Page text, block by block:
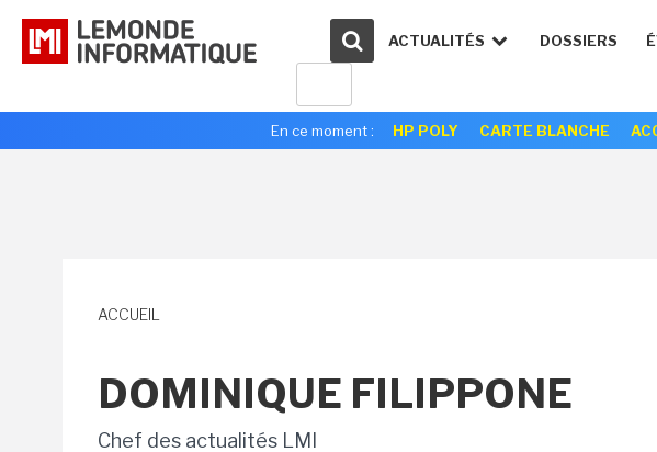
ACTUALITÉS DOSSIERS
En ce moment : HP POLY CARTE BLANCHE
ACCUEIL
DOMINIQUE FILIPPONE
Chef des actualités LMI